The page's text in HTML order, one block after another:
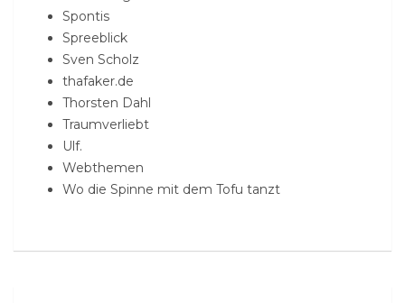
Spontis
Spreeblick
Sven Scholz
thafaker.de
Thorsten Dahl
Traumverliebt
Ulf.
Webthemen
Wo die Spinne mit dem Tofu tanzt